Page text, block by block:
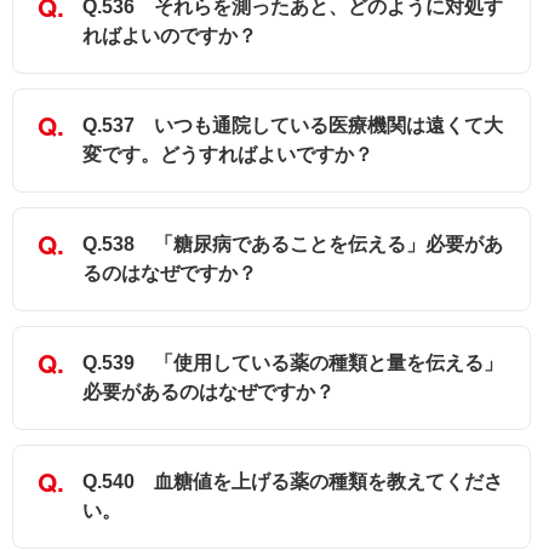
Q.536 それらを測ったあと、どのように対処す
ればよいのですか？
Q.537 いつも通院している医療機関は遠くて大
変です。どうすればよいですか？
Q.538 「糖尿病であることを伝える」必要があ
るのはなぜですか？
Q.539 「使用している薬の種類と量を伝える」
必要があるのはなぜですか？
Q.540 血糖値を上げる薬の種類を教えてくださ
い。